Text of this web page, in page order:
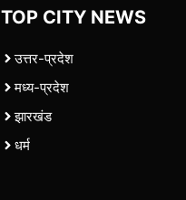
TOP CITY NEWS
उत्तर-प्रदेश
मध्य-प्रदेश
झारखंड
धर्म